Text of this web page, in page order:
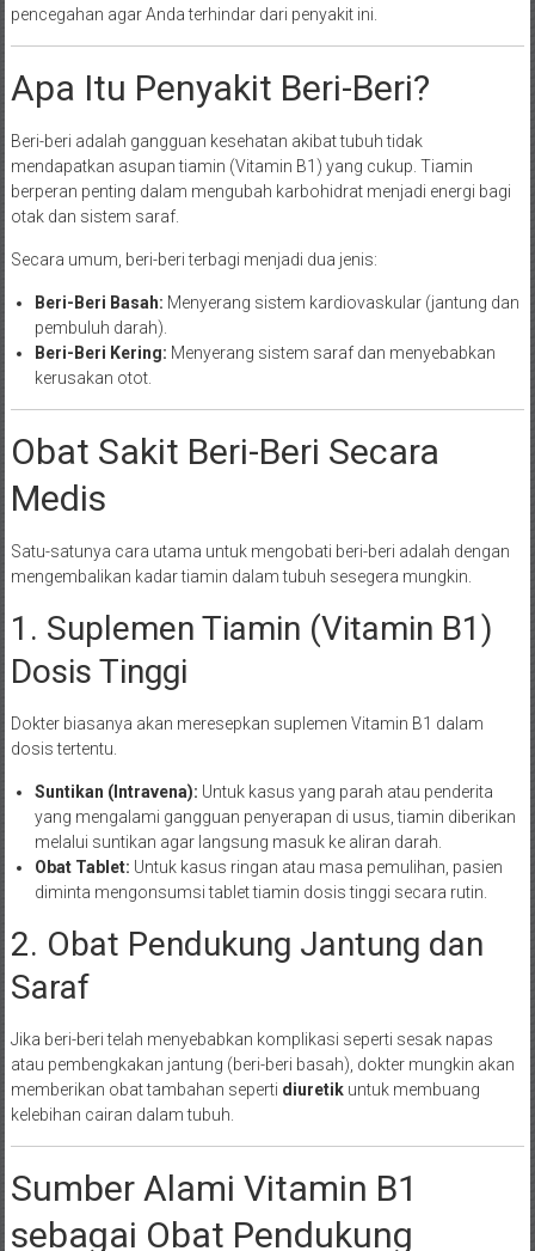
pencegahan agar Anda terhindar dari penyakit ini.
Apa Itu Penyakit Beri-Beri?
Beri-beri adalah gangguan kesehatan akibat tubuh tidak
mendapatkan asupan tiamin (Vitamin B1) yang cukup. Tiamin
berperan penting dalam mengubah karbohidrat menjadi energi bagi
otak dan sistem saraf.
Secara umum, beri-beri terbagi menjadi dua jenis:
Beri-Beri Basah: Menyerang sistem kardiovaskular (jantung dan
pembuluh darah).
Beri-Beri Kering: Menyerang sistem saraf dan menyebabkan
kerusakan otot.
Obat Sakit Beri-Beri Secara
Medis
Satu-satunya cara utama untuk mengobati beri-beri adalah dengan
mengembalikan kadar tiamin dalam tubuh sesegera mungkin.
1. Suplemen Tiamin (Vitamin B1)
Dosis Tinggi
Dokter biasanya akan meresepkan suplemen Vitamin B1 dalam
dosis tertentu.
Suntikan (Intravena): Untuk kasus yang parah atau penderita
yang mengalami gangguan penyerapan di usus, tiamin diberikan
melalui suntikan agar langsung masuk ke aliran darah.
Obat Tablet: Untuk kasus ringan atau masa pemulihan, pasien
diminta mengonsumsi tablet tiamin dosis tinggi secara rutin.
2. Obat Pendukung Jantung dan
Saraf
Jika beri-beri telah menyebabkan komplikasi seperti sesak napas
atau pembengkakan jantung (beri-beri basah), dokter mungkin akan
memberikan obat tambahan seperti diuretikuntuk membuang
kelebihan cairan dalam tubuh.
Sumber Alami Vitamin B1
sebagai Obat Pendukung